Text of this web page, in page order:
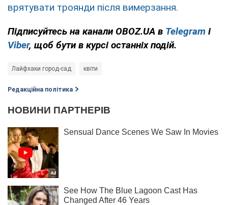
врятувати троянди після вимерзання.
Підписуйтесь на канали OBOZ.UA в Telegram і
Viber, щоб бути в курсі останніх подій.
Лайфхаки город-сад квіти
Редакційна політика